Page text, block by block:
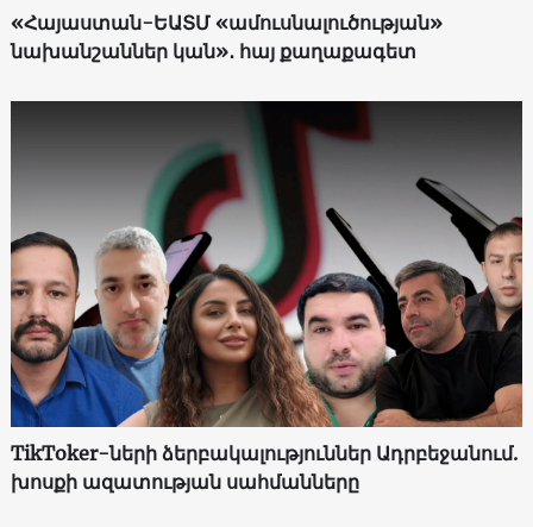
«Հայաստան-ԵԱՏՄ «ամուսնալուծության»
նախանշաններ կան»․ հայ քաղաքագետ
TikToker-ների ձերբակալություններ Ադրբեջանում.
խոսքի ազատության սահմանները